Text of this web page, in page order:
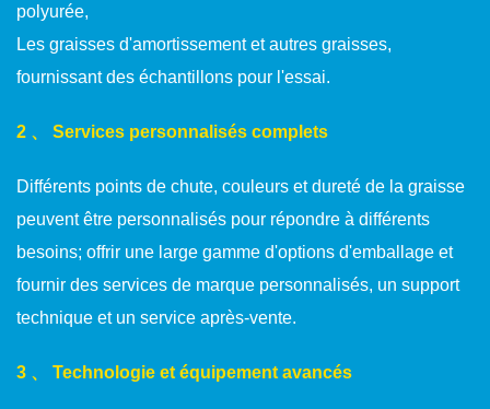
polyurée,
Les graisses d'amortissement et autres graisses,
fournissant des échantillons pour l'essai.
2 、 Services personnalisés complets
Différents points de chute, couleurs et dureté de la graisse
peuvent être personnalisés pour répondre à différents
besoins; offrir une large gamme d'options d'emballage et
fournir des services de marque personnalisés, un support
technique et un service après-vente.
3 、 Technologie et équipement avancés